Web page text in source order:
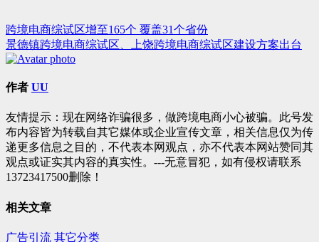
文
章
导
跨境电商综试区增至165个 覆盖31个省份
景德镇跨境电商综试区、上饶跨境电商综试区建设方案出台
作者 UU
友情提示：现在网络诈骗很多，做跨境电商小心被骗。此号发
布内容皆为转载自其它媒体或企业宣传文章，相关信息仅为传
递更多信息之目的，不代表本网观点，亦不代表本网站赞同其
观点或证实其内容的真实性。---无意冒犯，如有侵权请联系
13723417500删除！
相关文章
广告引流 其它分类